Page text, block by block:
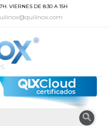
DE 8:30 A 15H